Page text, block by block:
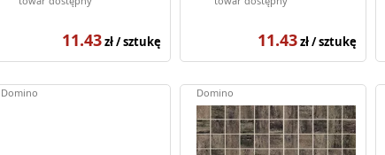
11.43zł / sztukę 11.43zł / sztukę
Domino Domino